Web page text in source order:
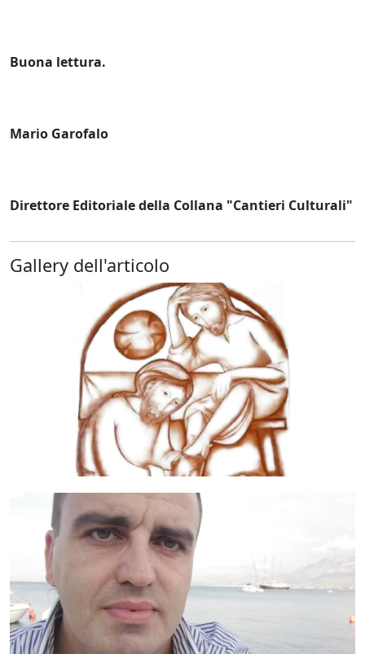
Buona lettura.
Mario Garofalo
Direttore Editoriale della Collana "Cantieri Culturali"
Gallery dell'articolo